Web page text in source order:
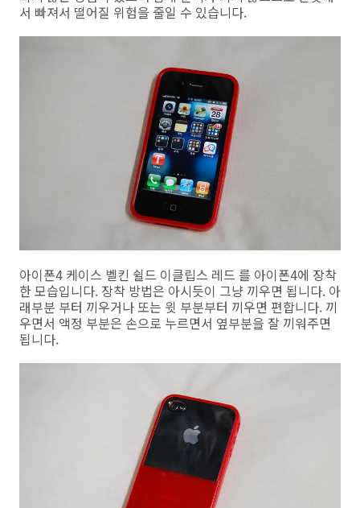
서 빠져서 떨어질 위험을 줄일 수 있습니다.
아이폰4 케이스 벨킨 쉴드 이클립스 레드 를 아이폰4에 장착
한 모습입니다. 장착 방법은 아시듯이 그냥 끼우면 됩니다. 아
래부분 부터 끼우거나 또는 윗 부분부터 끼우면 편합니다. 끼
우면서 액정 부분은 손으로 누르면서 옆부분을 잘 끼워주면
됩니다.